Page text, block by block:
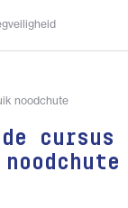
noodchute
cursus
noodchute